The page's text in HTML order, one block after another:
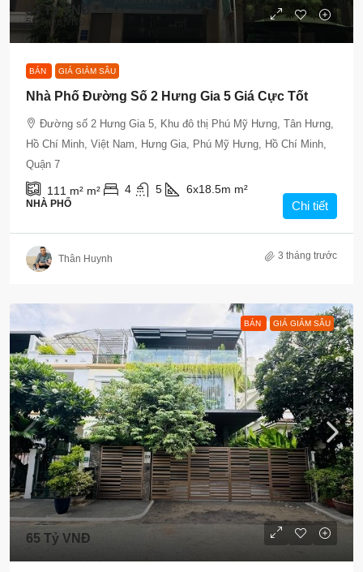
34 Tỷ VNĐ
58 Triệu VNĐ
BÁN GIÁ GIẢM SÂU
Nhà Phố Đường Số 2 Hưng Gia 5 Giá Cực Tốt
Đường số 2 Hưng Gia 5, Khu đô thị Phú Mỹ Hưng, Tân Hưng,
Hồ Chí Minh, Việt Nam, Hưng Gia, Phú Mỹ Hưng, Hồ Chí Minh,
Quận 7
111 m² m² 4 5 6x18.5m m²
NHÀ PHỐ Chi tiết
Thân Huynh 3 tháng trước
BÁN GIÁ GIẢM SÂU
65 Tỷ VNĐ